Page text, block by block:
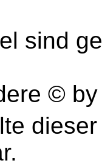
sind
© by